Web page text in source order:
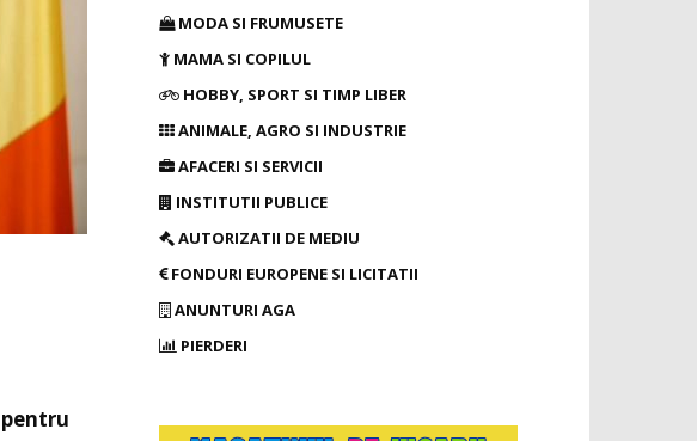
MODA SI FRUMUSETE
MAMA SI COPILUL
HOBBY, SPORT SI TIMP LIBER
ANIMALE, AGRO SI INDUSTRIE
AFACERI SI SERVICII
INSTITUTII PUBLICE
AUTORIZATII DE MEDIU
FONDURI EUROPENE SI LICITATII
ANUNTURI AGA
PIERDERI